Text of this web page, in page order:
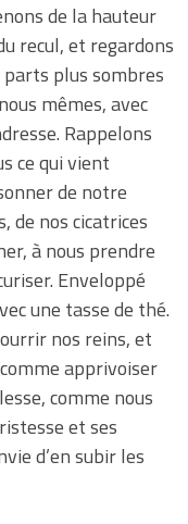
de la hauteur
recul, et regardons
parts plus sombres
mêmes, avec
Rappelons
ce qui vient
de notre
de nos cicatrices
à nous prendre
Enveloppé
une tasse de thé.
nos reins, et
apprivoiser
comme nous
et ses
d’en subir les